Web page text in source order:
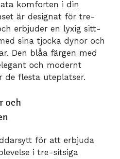
komforten i din
är designat för tre-
erbjuder en lyxig sitt-
sina tjocka dynor och
Den blåa färgen med
och modernt
de flesta uteplatser.
och
för att erbjuda
i tre-sitsiga